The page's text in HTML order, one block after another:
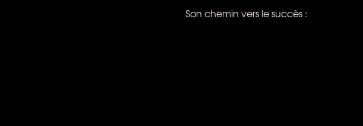
Son chemin vers le succès :